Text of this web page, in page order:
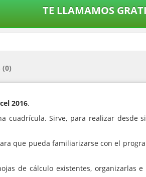
TE LLAMAMOS
(0)
2016.
cuadrícula. Sirve, para realizar desde
que pueda familiarizarse con el
de cálculo existentes, organizarlas